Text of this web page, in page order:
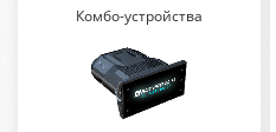
Комбо-устройства